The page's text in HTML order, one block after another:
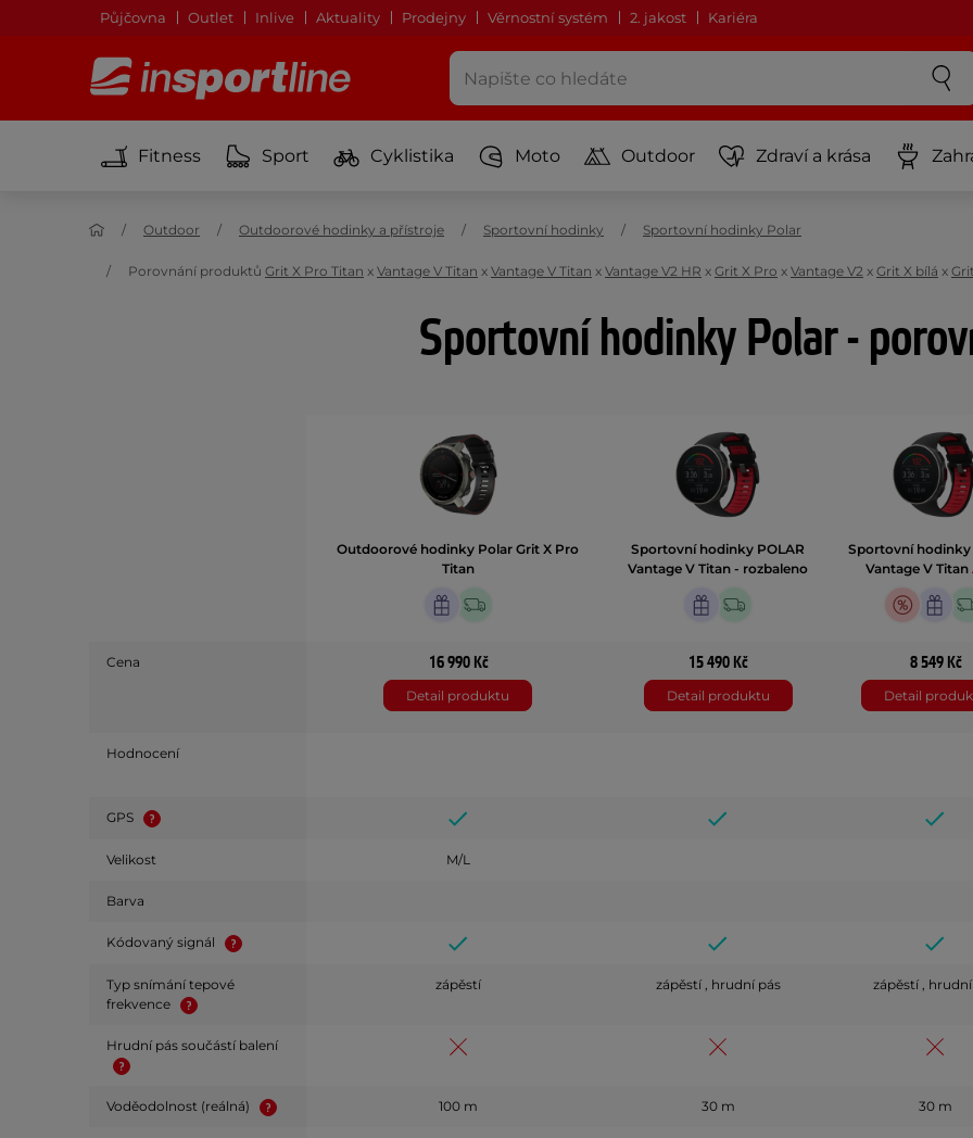
Půjčovna Outlet Inlive Aktuality Prodejny Věrnostní systém 2. jakost Kariéra
Fitness Sport Cyklistika Moto Outdoor Zdraví a krása
Outdoor Outdoorové hodinky a přístroje Sportovní hodinky Sportovní hodinky Polar
Porovnání produktů Grit X Pro Titan x Vantage V Titan x Vantage V Titan x Vantage V2 HR x Grit X Pro x Vantage V2 x Grit X bílá x
Sportovní hodinky Polar -
Outdoorové hodinky Polar Grit X Pro
Titan
Sportovní hodinky POLAR
Vantage V Titan - rozbaleno
Sportovní hodinky
Vantage V Titan
Cena 16 990 Kč
Detail produktu
15 490 Kč
Detail produktu
8 549 Kč
Detail
Hodnocení
GPS
Velikost M/L
Barva
Kódovaný signál
Typ snímání tepové
frekvence
zápěstí zápěstí , hrudní pás zápěstí ,
Hrudní pás součástí balení
Voděodolnost (reálná) 100 m 30 m 30 m